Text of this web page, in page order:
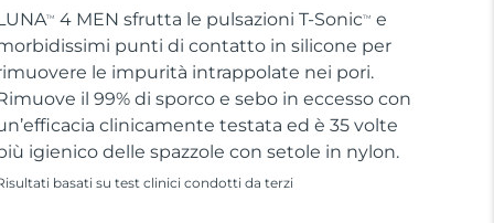
TM 4 MEN sfrutta le pulsazioni T-SonicTM
e
punti di contatto in silicone per
le impurità intrappolate nei pori.
il 99% di sporco e sebo in eccesso con
clinicamente testata ed è 35 volte
igienico delle spazzole con setole in nylon.
basati su test clinici condotti da terzi